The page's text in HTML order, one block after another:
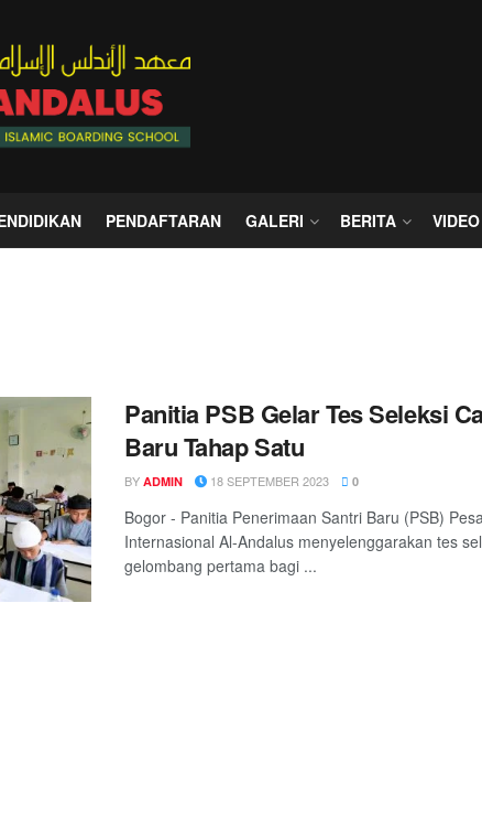
PENDAFTARAN GALERI BERITA VIDEO
Panitia PSB Gelar Tes Seleksi
Baru Tahap Satu
BY ADMIN 18 SEPTEMBER 2023 0
Bogor - Panitia Penerimaan Santri Baru (PSB)
Internasional Al-Andalus menyelenggarakan tes
gelombang pertama bagi ...